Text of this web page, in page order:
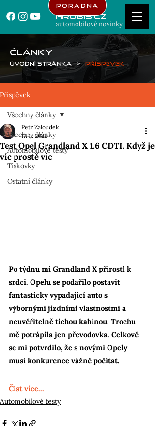
Hrubis.cz
automobilové novinky
Poradna
ČLÁNKY
Úvodní stránka > Příspěvek
Příspěvek
Všechny články
Automobilové testy
Tiskovky
Ostatní články
Všechny články
Test Opel Grandland X 1.6 CDTI. Když je
víc prostě víc
Petr Zaloudek
17. 3. 2022
Po týdnu mi Grandland X přirostl k
srdci. Opelu se podařilo postavit
fantasticky vypadající auto s
výbornými jízdními vlastnostmi a
neuvěřitelně tichou kabinou. Trochu
mě potrápila jen převodovka. Celkově
se mi potvrdilo, že s novými Opely
musí konkurence vážně počítat.
Číst více...
Automobilové testy